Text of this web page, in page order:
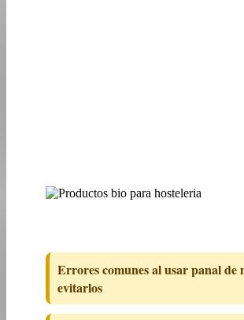
Errores comunes al usar panal de
evitarlos